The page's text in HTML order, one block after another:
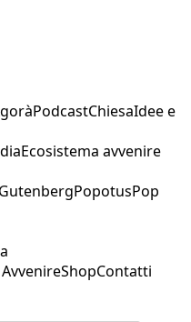
PodcastChiesaIdee e
Ecosistema avvenire
GutenbergPopotusPop
ShopContatti